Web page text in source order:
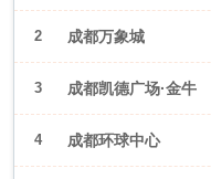
2 成都万象城
3 成都凯德广场·金牛
4 成都环球中心